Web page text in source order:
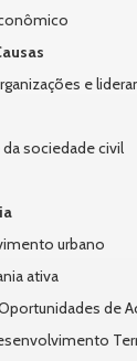
e
sociedade civil
urbano
ativa
de